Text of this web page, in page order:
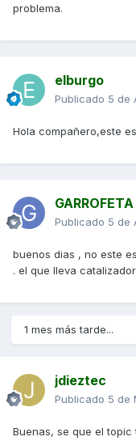
problema.
elburgo
Publicado 5 de
Hola compañero,este
GARROFETA
Publicado 5 de
buenos dias , no este
. el que lleva
1 mes más tarde...
jdieztec
Publicado 5 de
Buenas, se que el